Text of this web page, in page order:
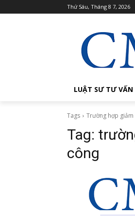
Thứ Sáu, Tháng 8 7, 2026
LUẬT SƯ TƯ VẤN
Tags Trường hợp
Tag:
công